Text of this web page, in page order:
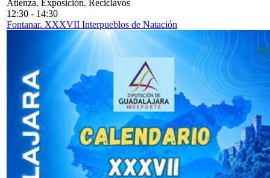
Atienza. Exposición. Reciclavos
12:30 - 14:30
Fontanar. XXXVII Interpueblos de Natación